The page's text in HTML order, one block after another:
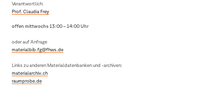
Verantwortlich:
Prof. Claudia Frey
offen mittwochs 13:00 – 14:00 Uhr
oder auf Anfrage
materialbib.fg@fhws.de
Links zu anderen Materialdatenbanken und -archiven:
materialarchiv.ch
raumprobe.de